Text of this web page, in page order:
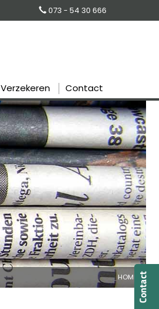
073 - 54 30 666
Verzekeren Contact
HOME